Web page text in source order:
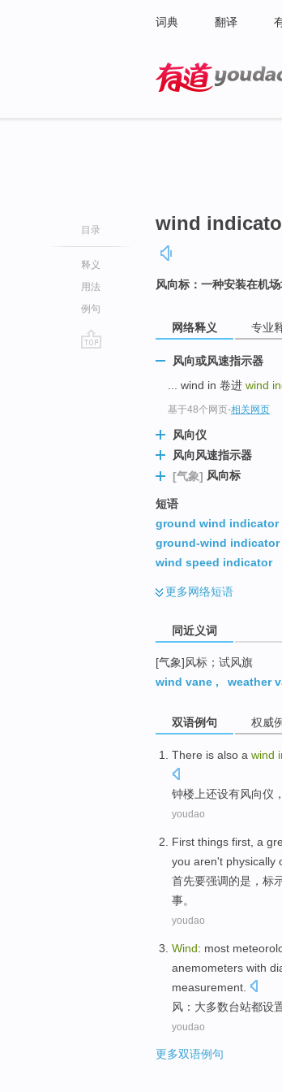
词典 翻译
目录
释义
用法
例句
wind
风向标：一种安装在机
网络释义 专业
风向或风速指示器
... wind in 卷进 wind
基于48个网页-相关网页
风向仪
风向风速指示器
[气象] 风向标
短语
ground wind indicator
ground-wind indicator
wind speed indicator
更多网络短语
同近义词
[气象]风标；试风旗
wind vane , weather
双语例句 权威
There is also a wind
钟楼 上还设有风向仪
youdao
First things first, a
you aren't physically
首先要强调的是， 标
事。
youdao
Wind: most
anemometers with
measurement
风 ： 大多数台站都设
youdao
更多双语例句